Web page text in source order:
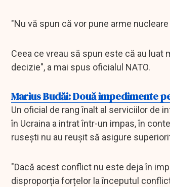
"Nu vă spun că vor pune arme
Ceea ce vreau să spun este că au
decizie", a mai spus oficialul NATO.
Marius Budăi: Două impedimente
Un oficial de rang înalt al serviciilor de
în Ucraina a intrat într-un impas, în
rusești nu au reușit să asigure
"Dacă acest conflict nu este deja în
disproporția forțelor la începutul